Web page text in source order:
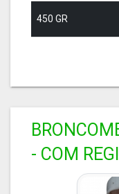
450 GR
- COM